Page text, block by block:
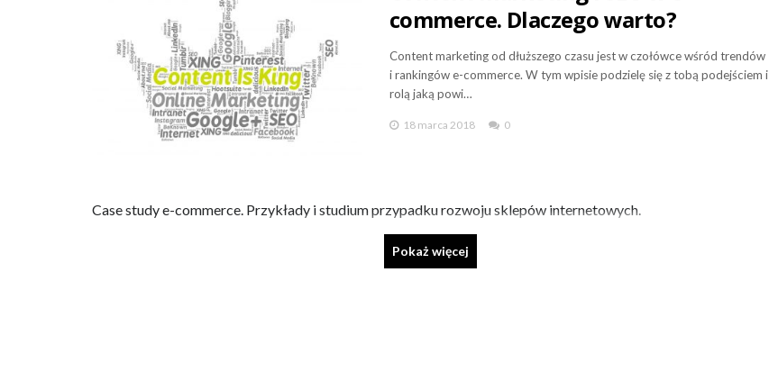
Case study e-commerce. Przykłady i studium przypadku rozwoju sklepów internetowych.
Pokażwięcej
commerce. Dlaczego warto?
Content marketing od dłuższego czasu jest w czołówce wśród trendów
i rankingów e-commerce. W tym wpisie podzielę się z tobą podejściem i
rolą jaką powi…
18 marca 2018 0